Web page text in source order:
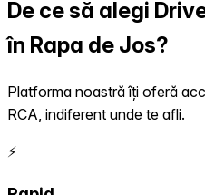
De ce să alegi
în Rapa de Jos?
Platforma noastră îți oferă
RCA, indiferent unde te afli.
⚡